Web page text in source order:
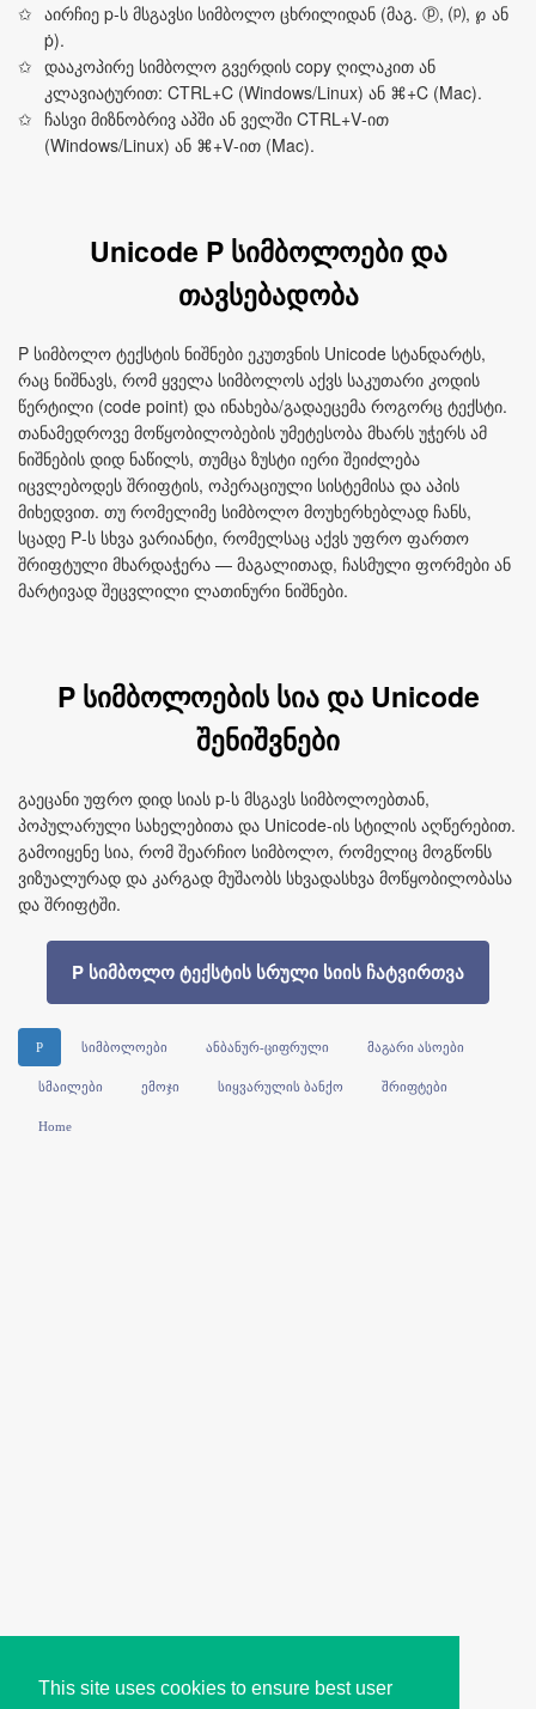
This site uses cookies to ensure best user
აირჩიე p‑ს მსგავსი სიმბოლო ცხრილიდან (მაგ. ⓟ, ⒫, ℘ ან
ṗ).
დააკოპირე სიმბოლო გვერდის copy ღილაკით ან
კლავიატურით: CTRL+C (Windows/Linux) ან ⌘+C (Mac).
ჩასვი მიზნობრივ აპში ან ველში CTRL+V‑ით
(Windows/Linux) ან ⌘+V‑ით (Mac).
Unicode P სიმბოლოები და
თავსებადობა
P სიმბოლო ტექსტის ნიშნები ეკუთვნის Unicode სტანდარტს,
რაც ნიშნავს, რომ ყველა სიმბოლოს აქვს საკუთარი კოდის
წერტილი (code point) და ინახება/გადაეცემა როგორც ტექსტი.
თანამედროვე მოწყობილობების უმეტესობა მხარს უჭერს ამ
ნიშნების დიდ ნაწილს, თუმცა ზუსტი იერი შეიძლება
იცვლებოდეს შრიფტის, ოპერაციული სისტემისა და აპის
მიხედვით. თუ რომელიმე სიმბოლო მოუხერხებლად ჩანს,
სცადე P‑ს სხვა ვარიანტი, რომელსაც აქვს უფრო ფართო
შრიფტული მხარდაჭერა — მაგალითად, ჩასმული ფორმები ან
მარტივად შეცვლილი ლათინური ნიშნები.
P სიმბოლოების სია და Unicode
შენიშვნები
გაეცანი უფრო დიდ სიას p‑ს მსგავს სიმბოლოებთან,
პოპულარული სახელებითა და Unicode‑ის სტილის აღწერებით.
გამოიყენე სია, რომ შეარჩიო სიმბოლო, რომელიც მოგწონს
ვიზუალურად და კარგად მუშაობს სხვადასხვა მოწყობილობასა
და შრიფტში.
P სიმბოლო ტექსტის სრული სიის ჩატვირთვა
P სიმბოლოები ანბანურ-ციფრული მაგარი ასოები
სმაილები ემოჯი სიყვარულის ბანქო შრიფტები
Home